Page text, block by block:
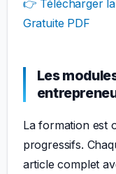
👉 Télécharger
Gratuite PDF
Les
La formation est
progressifs.
article complet